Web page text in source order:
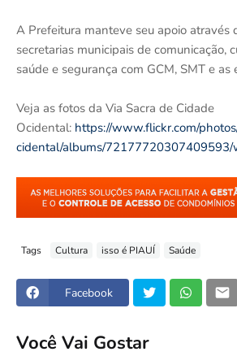
A Prefeitura manteve seu apoio através
secretarias municipais de comunicação,
saúde e segurança com GCM, SMT e as
Veja as fotos da Via Sacra de Cidade
Ocidental: https://www.flickr.com/
cidental/albums/
Tags Cultura isso é PIAUÍ Saúde
Facebook
Você Vai Gostar